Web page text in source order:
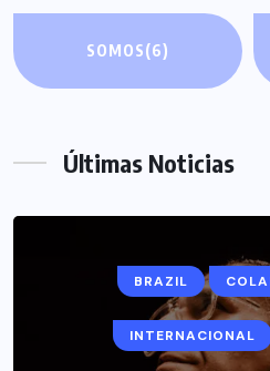
SOMOS(6)
Últimas Noticias
BRAZIL
INTERNACIONAL